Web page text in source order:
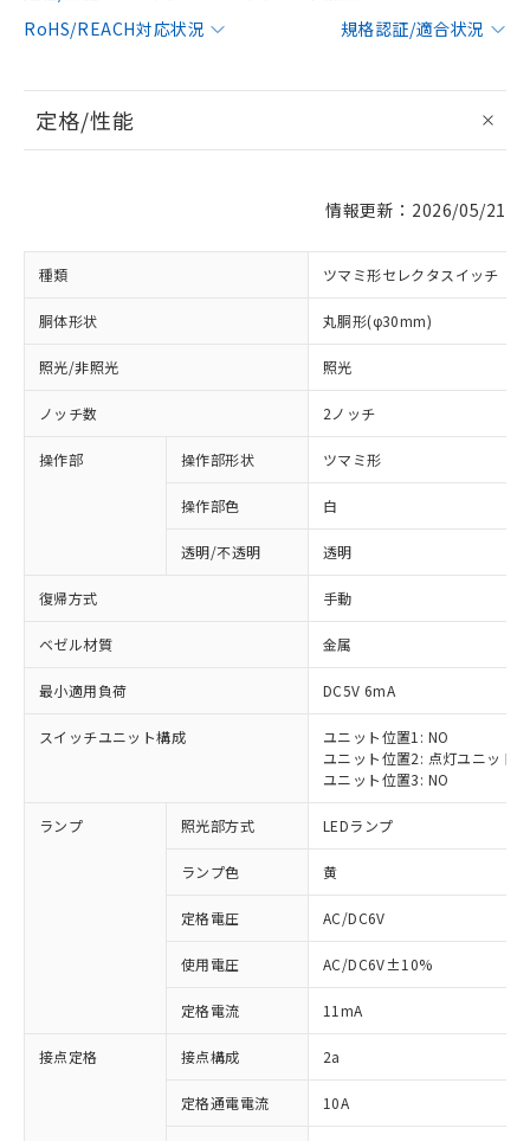
RoHS/REACH対応状況
規格認証/適合状況
定格/性能
情報更新：2026/05/21
種類 ツマミ形セレクタスイッチ
胴体形状 丸胴形(φ30mm)
照光/非照光 照光
ノッチ数 2ノッチ
操作部 操作部形状 ツマミ形
操作部色 白
透明/不透明 透明
復帰方式 手動
ベゼル材質 金属
最小適用負荷 DC5V 6mA
スイッチユニット構成
ユニット位置1: NO
ユニット位置2: 点灯ユニット
ユニット位置3: NO
ランプ 照光部方式 LEDランプ
ランプ色 黄
定格電圧 AC/DC6V
使用電圧 AC/DC6V±10%
定格電流 11mA
接点定格 接点構成 2a
定格通電電流 10A
ご利用条件
以下の条件をお読みいただき、同意のうえ
ご利用ください。
商品の当社在庫状況および標準価格
(税抜)を提供させていただくもので
対応済み：EU RoHS指令（10物質）の
非含有に対応した製品が提供可能な商品で
対応予定：EU RoHS指令（10物質）の非含
有に対応した製品に切り替える予定のある
対応予定なし：EU RoHS指令（10物質）の
非含有に非対応の商品で、対応品を出す予
定はありません。
調査・確認中：EU RoHS指令（10物質）の
非含有の対応状況を調査中または確認中の
非該当品：ライセンス料など無形物で、有
害物質有無と関係のない商品です。
※1 中国RoHS○×表
「○」：最大均質材料含有率が中国RoHSの
基準値以下であることを示します。